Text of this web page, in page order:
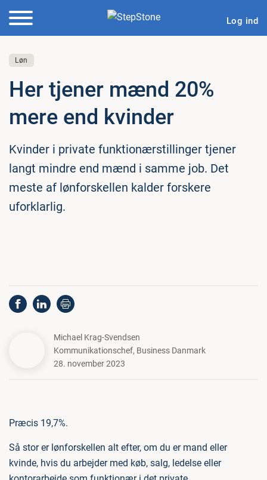
Log ind
Løn
Her tjener mænd 20%
mere end kvinder
Kvinder i private funktionærstillinger tjener
langt mindre end mænd i samme job. Det
meste af lønforskellen kalder forskere
uforklarlig.
Michael Krag-Svendsen
Kommunikationschef, Business Danmark
28. november 2023
Præcis 19,7%.
Så stor er lønforskellen alt efter, om du er mand eller
kvinde, hvis du arbejder med køb, salg, ledelse eller